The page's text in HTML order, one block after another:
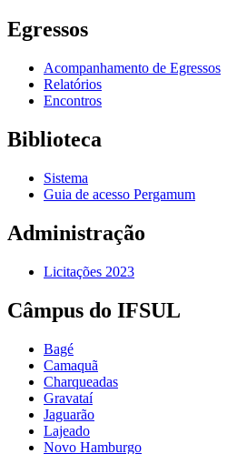
Egressos
Acompanhamento de Egressos
Relatórios
Encontros
Biblioteca
Sistema
Guia de acesso Pergamum
Administração
Licitações 2023
Câmpus do IFSUL
Bagé
Camaquã
Charqueadas
Gravataí
Jaguarão
Lajeado
Novo Hamburgo